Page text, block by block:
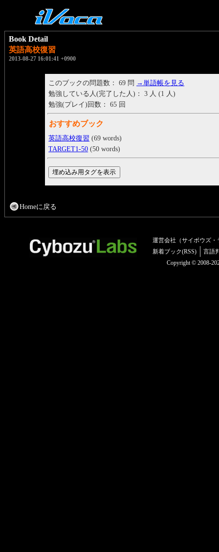
Book Detail
英語高校復習
2013-08-27 16:01:41 +0900
このブックの問題数： 69 問 →単語帳を見る
勉強している人(完了した人)： 3 人 (1 人)
勉強(プレイ)回数： 65 回
おすすめブック
英語高校復習 (69 words)
TARGET1-50 (50 words)
Homeに戻る
運営会社（サイボウズ・
新着ブック(RSS)
言語
Copyright © 2008-